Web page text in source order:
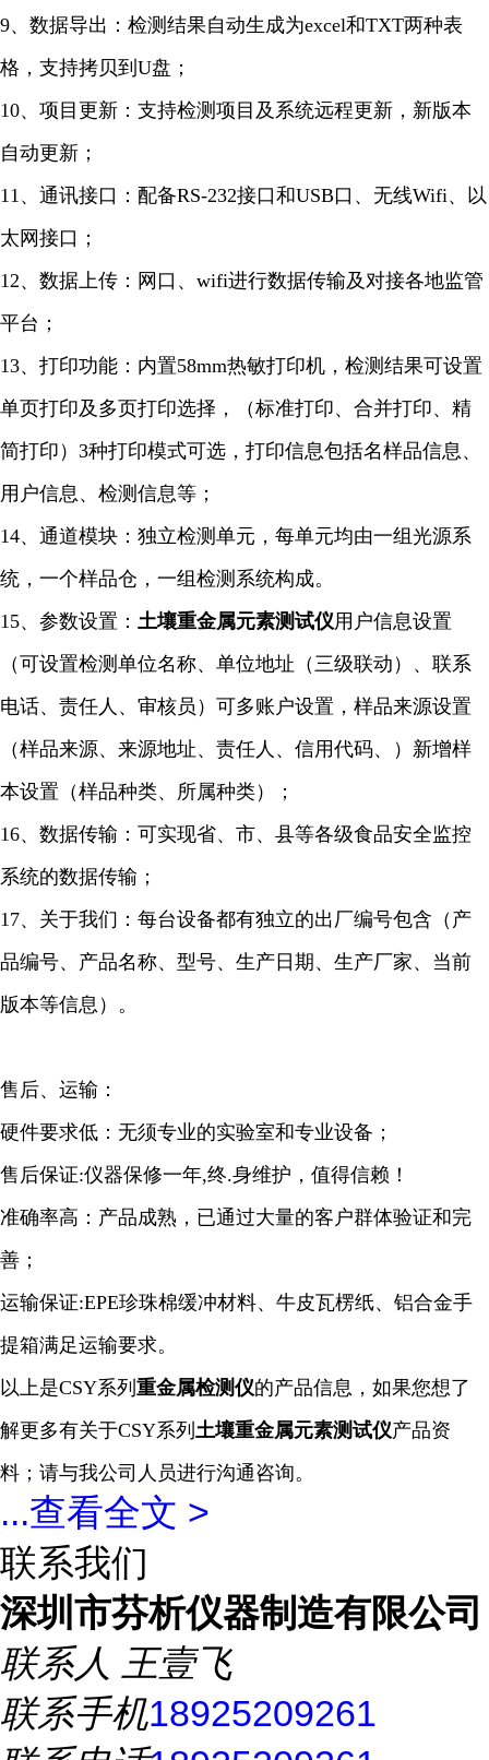
9、数据导出：检测结果自动生成为excel和TXT两种表
格，支持拷贝到U盘；
10、项目更新：支持检测项目及系统远程更新，新版本
自动更新；
11、通讯接口：配备RS-232接口和USB口、无线Wifi、以
太网接口；
12、数据上传：网口、wifi进行数据传输及对接各地监管
平台；
13、打印功能：内置58mm热敏打印机，检测结果可设置
单页打印及多页打印选择，（标准打印、合并打印、精
简打印）3种打印模式可选，打印信息包括名样品信息、
用户信息、检测信息等；
14、通道模块：独立检测单元，每单元均由一组光源系
统，一个样品仓，一组检测系统构成。
15、参数设置： 土壤重金属元素测试仪用户信息设置
（可设置检测单位名称、单位地址（三级联动）、联系
电话、责任人、审核员）可多账户设置，样品来源设置
（样品来源、来源地址、责任人、信用代码、）新增样
本设置（样品种类、所属种类）；
16、数据传输：可实现省、市、县等各级食品安全监控
系统的数据传输；
17、关于我们：每台设备都有独立的出厂编号包含（产
品编号、产品名称、型号、生产日期、生产厂家、当前
版本等信息）。
售后、运输：
硬件要求低：无须专业的实验室和专业设备；
售后保证:仪器保修一年,终.身维护，值得信赖！
准确率高：产品成熟，已通过大量的客户群体验证和完
善；
运输保证:EPE珍珠棉缓冲材料、牛皮瓦楞纸、铝合金手
提箱满足运输要求。
以上是CSY系列 重金属检测仪的产品信息，如果您想了
解更多有关于CSY系列 土壤重金属元素测试仪产品资
料；请与我公司人员进行沟通咨询。
...查看全文 >
联系我们
深圳市芬析仪器制造有限公司
联系人 王壹飞
联系手机18925209261